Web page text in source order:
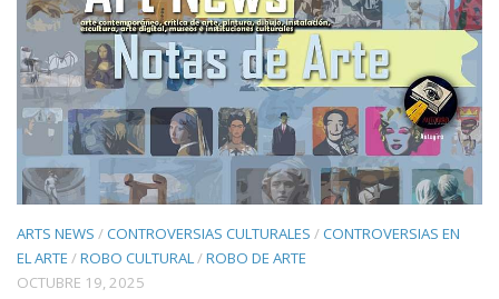
ARTS NEWS /CONTROVERSIAS CULTURALES /CONTROVERSIAS EN
EL ARTE /ROBO CULTURAL/ROBO DE ARTE
OCTUBRE 19, 2025